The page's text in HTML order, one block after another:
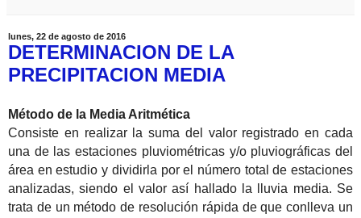
lunes, 22 de agosto de 2016
DETERMINACION DE LA
PRECIPITACION MEDIA
Método de la Media Aritmética
Consiste en realizar la suma del valor registrado en cada
una de las estaciones pluviométricas y/o pluviográficas del
área en estudio y dividirla por el número total de estaciones
analizadas, siendo el valor así hallado la lluvia media. Se
trata de un método de resolución rápida de que conlleva un